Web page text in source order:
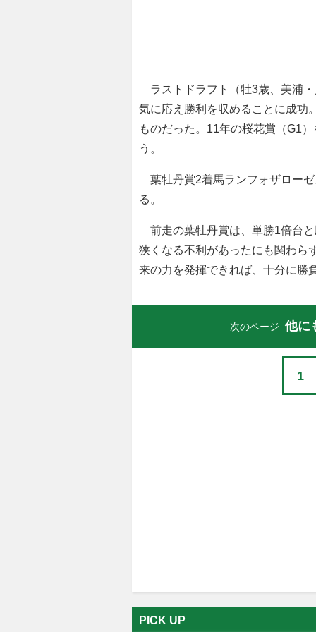
ラストドラフト（牡3歳、美浦
気に応え勝利を収めることに成功
ものだった。11年の桜花賞（G1
う。
葉牡丹賞2着馬ランフォザロー
る。
前走の葉牡丹賞は、単勝1倍台
狭くなる不利があったにも関わら
来の力を発揮できれば、十分に勝
次のページ 他に
1
PICK UP